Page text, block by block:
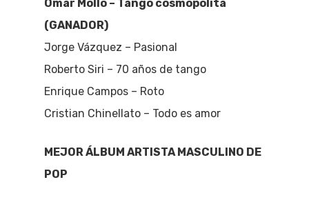
Omar Mollo – Tango cosmopolita
(GANADOR)
Jorge Vázquez – Pasional
Roberto Siri – 70 años de tango
Enrique Campos – Roto
Cristian Chinellato – Todo es amor
MEJOR ÁLBUM ARTISTA MASCULINO DE
POP